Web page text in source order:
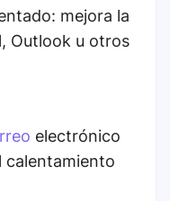
mejora la
Outlook u otros
electrónico
calentamiento